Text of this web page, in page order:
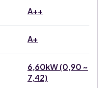
A++
A+
6,60kW (0,90 ~
7,42)